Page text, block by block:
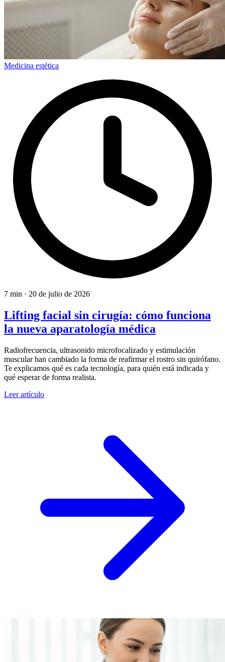
Medicina estética
7 min · 20 de julio de 2026
Lifting facial sin cirugía: cómo funciona
la nueva aparatología médica
Radiofrecuencia, ultrasonido microfocalizado y estimulación
muscular han cambiado la forma de reafirmar el rostro sin quirófano.
Te explicamos qué es cada tecnología, para quién está indicada y
qué esperar de forma realista.
Leer artículo